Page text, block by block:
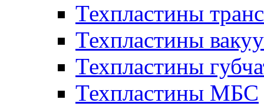
Техпластины
Техпластины
Техпластины
Техпластины МБС